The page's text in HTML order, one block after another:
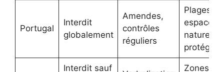
Portugal
Interdit
globalement
Amendes,
contrôles
réguliers
Plages,
espaces
naturels
protégés
Interdit sauf
Zones